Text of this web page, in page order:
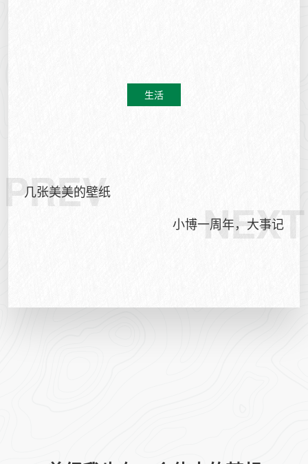
生活
PREV
几张美美的壁纸
NEXT
小博一周年，大事记